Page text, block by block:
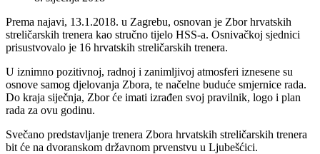
Prema najavi, 13.1.2018. u Zagrebu, osnovan je Zbor hrvatskih
streličarskih trenera kao stručno tijelo HSS-a. Osnivačkoj sjednici
prisustvovalo je 16 hrvatskih streličarskih trenera.
U iznimno pozitivnoj, radnoj i zanimljivoj atmosferi iznesene su
osnove samog djelovanja Zbora, te načelne buduće smjernice rada.
Do kraja siječnja, Zbor će imati izrađen svoj pravilnik, logo i plan
rada za ovu godinu.
Svečano predstavljanje trenera Zbora hrvatskih streličarskih trenera
bit će na dvoranskom državnom prvenstvu u Ljubešćici.